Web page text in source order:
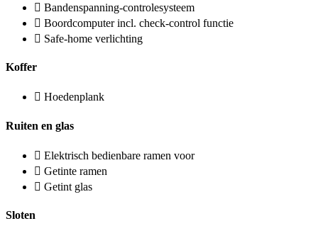
Bandenspanning-controlesysteem
Boordcomputer incl. check-control functie
Safe-home verlichting
Koffer
Hoedenplank
Ruiten en glas
Elektrisch bedienbare ramen voor
Getinte ramen
Getint glas
Sloten